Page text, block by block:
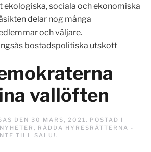
ekologiska, sociala och ekonomiska
delar nog många
och väljare.
bostadspolitiska utskott
vallöften
DEN 30 MARS, 2021. POSTAD I
NYHETER , RÄDDA HYRESRÄTTERNA -
TILL SALU! .